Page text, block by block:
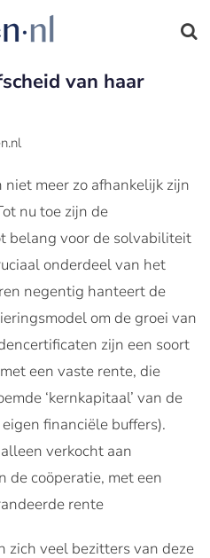
van haar
meer zo afhankelijk zijn
nu toe zijn de
belang voor de solvabiliteit
onderdeel van het
negentig hanteert de
om de groei van
zijn een soort
een vaste rente, die
‘kernkapitaal’ van de
financiële buffers).
verkocht aan
de coöperatie, met een
rente
zich veel bezitters van deze